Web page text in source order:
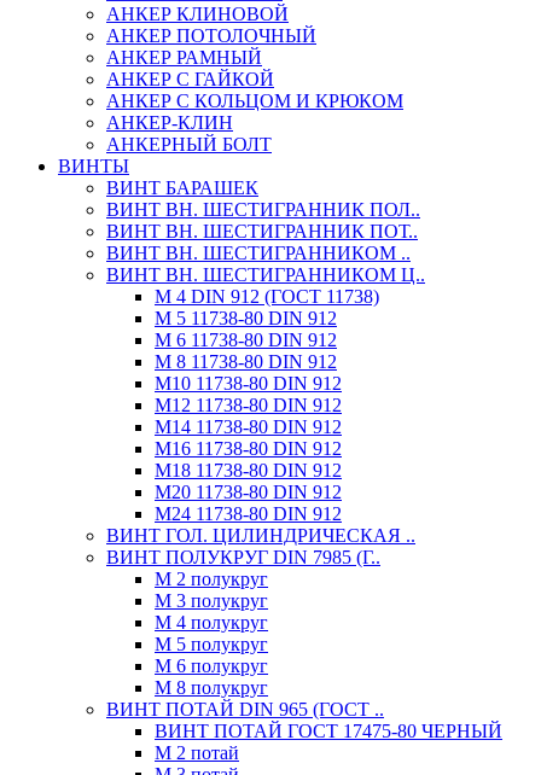
АНКЕР КЛИНОВОЙ
АНКЕР ПОТОЛОЧНЫЙ
АНКЕР РАМНЫЙ
АНКЕР С ГАЙКОЙ
АНКЕР С КОЛЬЦОМ И КРЮКОМ
АНКЕР-КЛИН
АНКЕРНЫЙ БОЛТ
ВИНТЫ
ВИНТ БАРАШЕК
ВИНТ ВН. ШЕСТИГРАННИК ПОЛ..
ВИНТ ВН. ШЕСТИГРАННИК ПОТ..
ВИНТ ВН. ШЕСТИГРАННИКОМ ..
ВИНТ ВН. ШЕСТИГРАННИКОМ Ц..
М 4 DIN 912 (ГОСТ 11738)
М 5 11738-80 DIN 912
М 6 11738-80 DIN 912
М 8 11738-80 DIN 912
М10 11738-80 DIN 912
М12 11738-80 DIN 912
М14 11738-80 DIN 912
М16 11738-80 DIN 912
М18 11738-80 DIN 912
М20 11738-80 DIN 912
М24 11738-80 DIN 912
ВИНТ ГОЛ. ЦИЛИНДРИЧЕСКАЯ ..
ВИНТ ПОЛУКРУГ DIN 7985 (Г..
М 2 полукруг
М 3 полукруг
М 4 полукруг
М 5 полукруг
М 6 полукруг
М 8 полукруг
ВИНТ ПОТАЙ DIN 965 (ГОСТ ..
ВИНТ ПОТАЙ ГОСТ 17475-80 ЧЕРНЫЙ
М 2 потай